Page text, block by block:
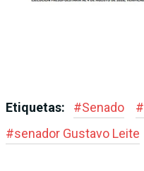
Etiquetas: #Senado #
#senador Gustavo Leite